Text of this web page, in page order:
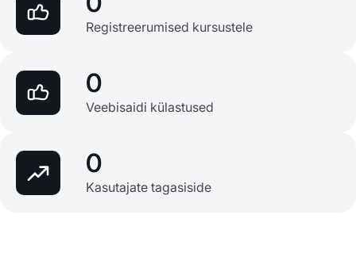
Registreerumised kursustele
0
Veebisaidi külastused
0
Kasutajate tagasiside